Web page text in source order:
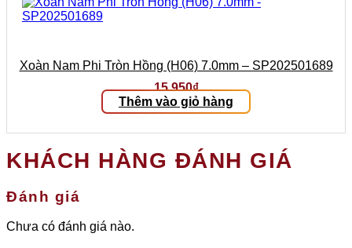
Xoàn Nam Phi Tròn Hồng (H06) 7.0mm – SP202501689
15.950₫
Thêm vào giỏ hàng
KHÁCH HÀNG ĐÁNH GIÁ
Đánh giá
Chưa có đánh giá nào.